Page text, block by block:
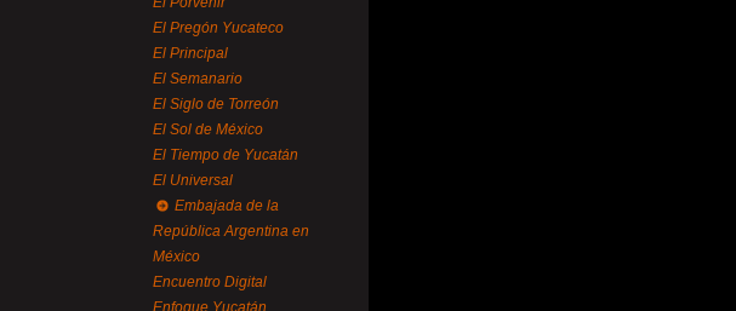
El Pregón Yucateco
El Principal
El Semanario
El Siglo de Torreón
El Sol de México
El Tiempo de Yucatán
El Universal
Embajada de la
República Argentina en
México
Encuentro Digital
Enfoque Yucatán